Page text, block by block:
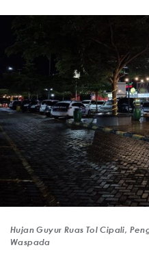
Hujan Guyur Ruas Tol Cipali,
Waspada